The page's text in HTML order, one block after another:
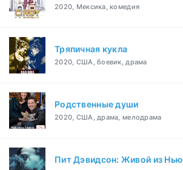
2020, Мексика, комедия
Тряпичная кукла
2020, США, боевик, драма
Родственные души
2020, США, драма, мелодрама
Пит Дэвидсон: Живой из